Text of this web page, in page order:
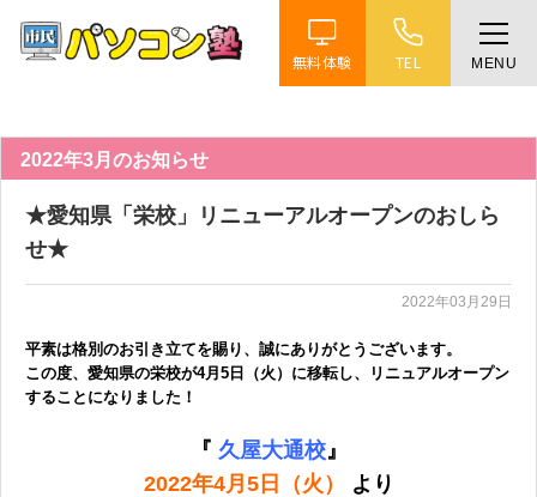
無料体験 TEL MENU
特徴
講座紹介
受講までの流れ
2022年3月のお知らせ
★愛知県「栄校」リニューアルオープンのおしら
せ★
2022年03月29日
平素は格別のお引き立てを賜り、誠にありがとうございます。
この度、愛知県の栄校が4月5日（火）に移転し、リニュアルオープン
することになりました！
『 久屋大通校』
2022年4月5日（火）
より